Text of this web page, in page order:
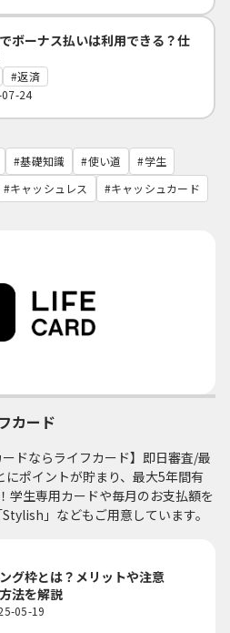
ボーナス払いは利用できる？仕
返済
07-24
基礎知識 使い道
学生
キャッシュレス キャッシュカード
カード
ードならライフカード】即日審査/最
ポイントが貯まり、最大5年間有
学生専用カードや毎月のお支払額を
」などもご用意しています。
グ枠とは？メリットや注意
法を解説
05-19